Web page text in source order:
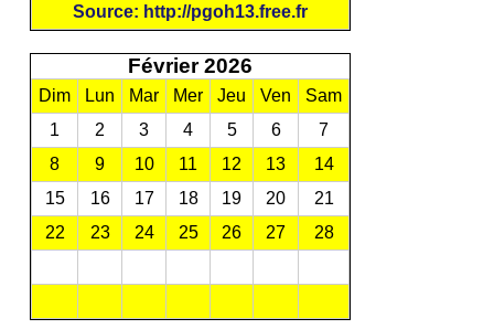
Source: http://pgoh13.free.fr
Février 2026
Dim Lun Mar Mer Jeu Ven
Sam
1
2 3 4 5 6
7
8
9 10 11 12 13
14
15
16 17 18 19 20
21
22
23 24 25 26 27 28